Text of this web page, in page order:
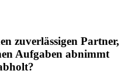
zuverlässigen Partner,
Aufgaben abnimmt